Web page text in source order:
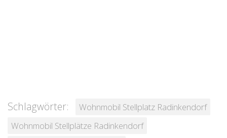
Schlagwörter:
Wohnmobil Stellplatz Radinkendorf
Wohnmobil Stellplätze Radinkendorf